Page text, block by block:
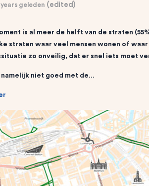
geleden (edited)
is al meer de helft van de straten
straten waar veel mensen wonen of
zo onveilig, dat er snel iets moet
niet goed met de…